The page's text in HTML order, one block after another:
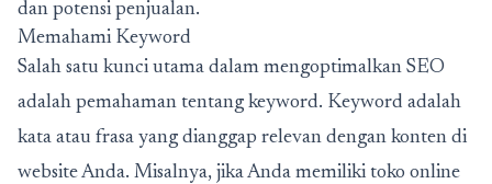
dan potensi penjualan.
Memahami Keyword
Salah satu kunci utama dalam mengoptimalkan SEO
adalah pemahaman tentang keyword. Keyword adalah
kata atau frasa yang dianggap relevan dengan konten di
website Anda. Misalnya, jika Anda memiliki toko online